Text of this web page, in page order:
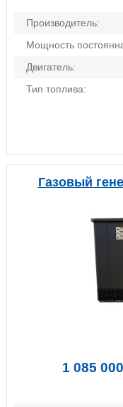
Производитель:
Мощность
Двигатель:
Тип топлива:
Газовый
1 085 000